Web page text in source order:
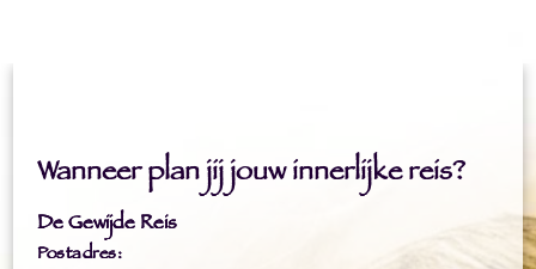
Wanneer plan jij jouw innerlijke reis?
De Gewijde Reis
Postadres: